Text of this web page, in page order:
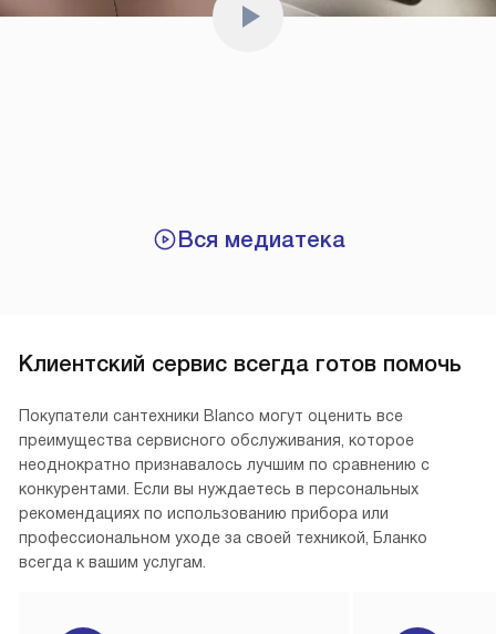
Вся медиатека
Клиентский сервис всегда готов помочь
Покупатели сантехники Blanco могут оценить все
преимущества сервисного обслуживания, которое
неоднократно признавалось лучшим по сравнению с
конкурентами. Если вы нуждаетесь в персональных
рекомендациях по использованию прибора или
профессиональном уходе за своей техникой, Бланко
всегда к вашим услугам.